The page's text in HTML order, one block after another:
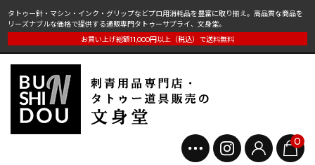
タトゥー針・マシン・インク・グリップなどプロ用消耗品を豊富に取り揃え。高品質な商品を
リーズナブルな価格で提供する通販専門タトゥーサプライ、文身堂。
お買い上げ総額11,000円以上（税込）で送料無料
0